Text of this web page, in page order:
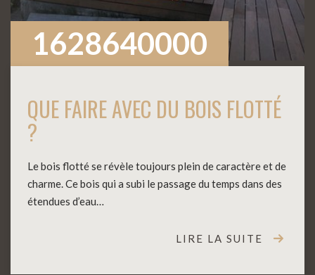
1628640000
QUE FAIRE AVEC DU BOIS FLOTTÉ
?
Le bois flotté se révèle toujours plein de caractère et de
charme. Ce bois qui a subi le passage du temps dans des
étendues d’eau…
LIRE LA SUITE